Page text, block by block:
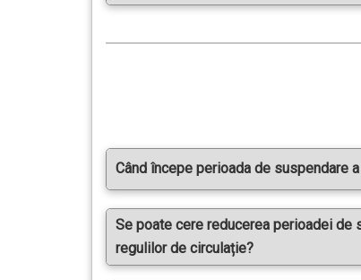
Când începe perioada de suspendare
Se poate cere reducerea perioadei de
regulilor de circulație?